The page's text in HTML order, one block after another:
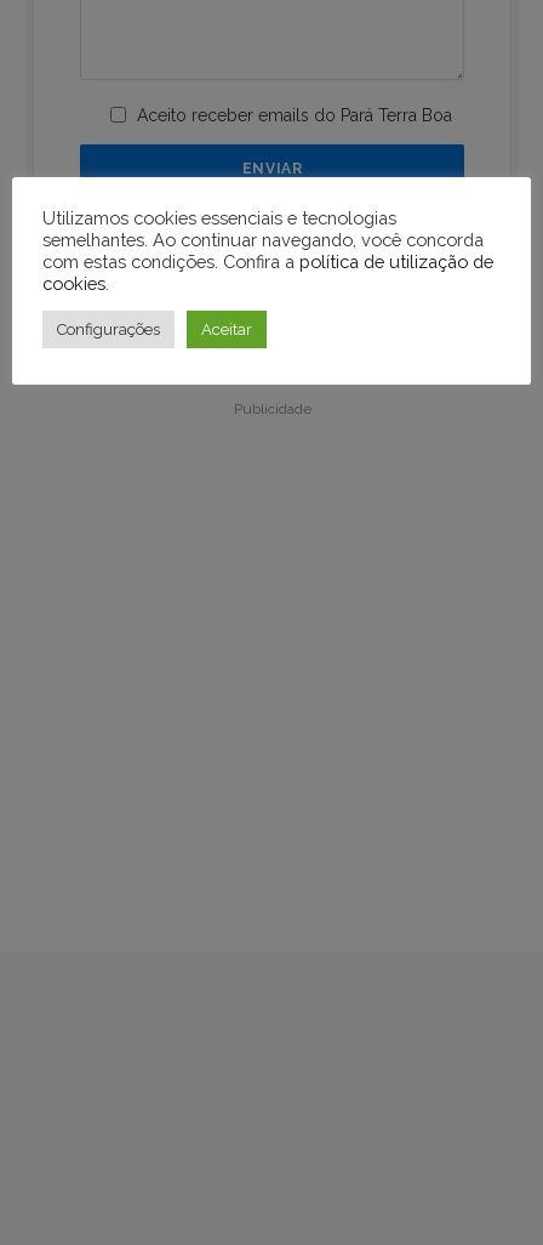
Aceito receber emails do Pará Terra Boa
Publicidade
Publicidade
Utilizamos cookies essenciais e tecnologias
semelhantes. Ao continuar navegando, você concorda
com estas condições. Confira a política de utilização de
cookies
Configurações Aceitar